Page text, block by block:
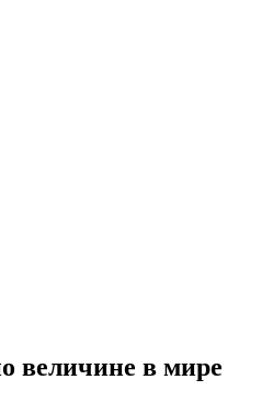
величине в мире